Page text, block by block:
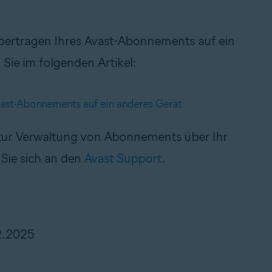
Ihres Avast-Abonnements auf ein
im folgenden Artikel:
Abonnements auf ein anderes Gerät
Verwaltung von Abonnements über Ihr
sich an den Avast Support.